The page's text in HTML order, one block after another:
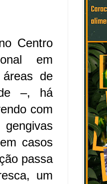
Centro
em
áreas de
–, há
com
casos
passa
um